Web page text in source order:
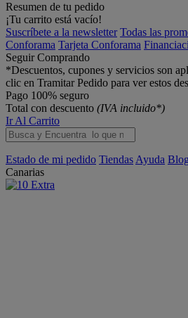
Resumen de tu pedido
¡Tu carrito está vacío!
Suscríbete a la newsletter Todas las
Conforama Tarjeta Conforama
Seguir Comprando
*Descuentos, cupones y servicios son
clic en Tramitar Pedido para ver estos
Pago 100% seguro
Total con descuento (IVA incluido*)
Ir Al Carrito
Estado de mi pedido Tiendas Ayuda Blog
Canarias